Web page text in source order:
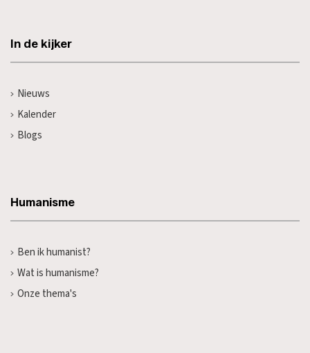
In de kijker
Nieuws
Kalender
Blogs
Humanisme
Ben ik humanist?
Wat is humanisme?
Onze thema's